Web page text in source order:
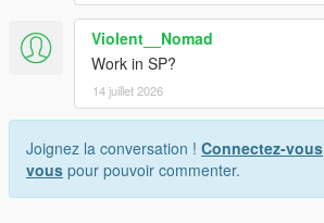
Violent__Nomad
Work in SP?
14 juillet 2026
Joignez la conversation ! Connectez-vous
vous pour pouvoir commenter.